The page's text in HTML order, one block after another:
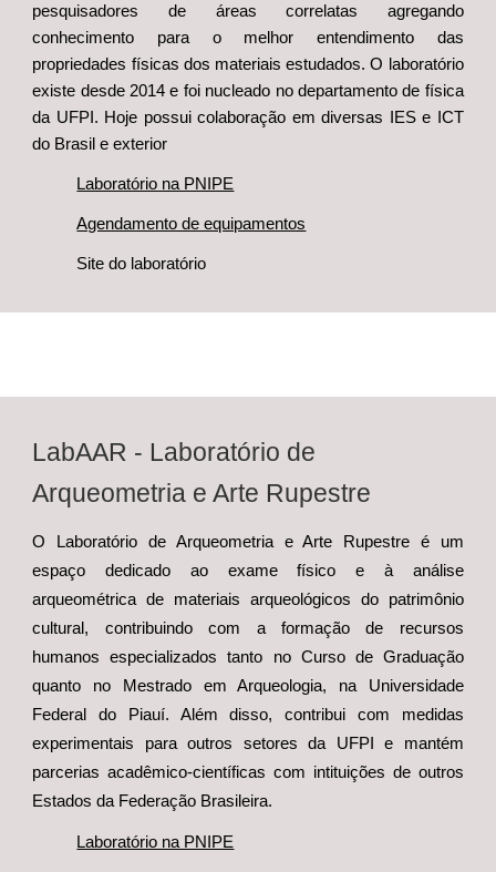
pesquisadores de áreas correlatas agregando
conhecimento para o melhor entendimento das
propriedades físicas dos materiais estudados. O laboratório
existe desde 2014 e foi nucleado no departamento de física
da UFPI. Hoje possui colaboração em diversas IES e ICT
do Brasil e exterior
Laboratório na PNIPE
Agendamento de equipamentos
Site do laboratório
LabAAR - Laboratório de
Arqueometria e Arte Rupestre
O
Laboratório de Arqueometria e Arte Rupestre é um
espaço dedicado ao exame físico e à análise
arqueométrica de materiais arqueológicos do patrimônio
cultural, contribuindo com a formação de recursos
humanos especializados tanto no Curso de Graduação
quanto no Mestrado em Arqueologia, na Universidade
Federal do Piauí. Além disso, contribui com medidas
experimentais para outros setores da UFPI e mantém
parcerias acadêmico-científicas com intituições de outros
Estados da Federação Brasileira.
Laboratório na PNIPE